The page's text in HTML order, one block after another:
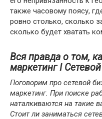
также часовому поясу,
ровно столько, сколько
сколько будет хватать
Вся правда о том,
маркетинг I
Поговорим про сетевой
маркетинг. При поиске
наталкиваются на такие
Стоит ли заниматься